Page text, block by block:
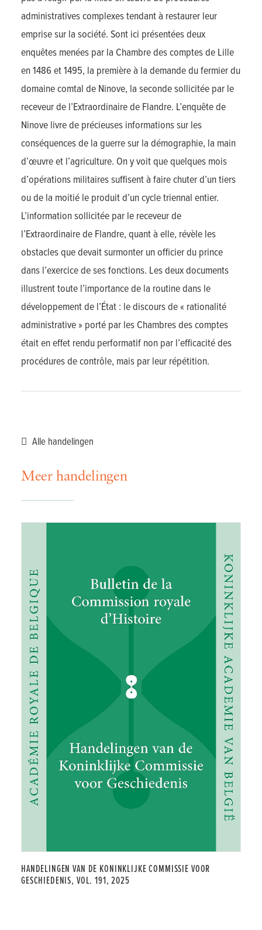
administratives complexes tendant à restaurer leur
emprise sur la société. Sont ici présentées deux
enquêtes menées par la Chambre des comptes de Lille
en 1486 et 1495, la première à la demande du fermier du
domaine comtal de Ninove, la seconde sollicitée par le
receveur de l’Extraordinaire de Flandre. L’enquête de
Ninove livre de précieuses informations sur les
conséquences de la guerre sur la démographie, la main
d’œuvre et l’agriculture. On y voit que quelques mois
d’opérations militaires suffisent à faire chuter d’un tiers
ou de la moitié le produit d’un cycle triennal entier.
L’information sollicitée par le receveur de
l’Extraordinaire de Flandre, quant à elle, révèle les
obstacles que devait surmonter un officier du prince
dans l’exercice de ses fonctions. Les deux documents
illustrent toute l’importance de la routine dans le
développement de l’État : le discours de « rationalité
administrative » porté par les Chambres des comptes
était en effet rendu performatif non par l’efficacité des
procédures de contrôle, mais par leur répétition.
Alle handelingen
Meer handelingen
HANDELINGEN VAN DE KONINKLIJKE COMMISSIE VOOR
GESCHIEDENIS, VOL. 191, 2025